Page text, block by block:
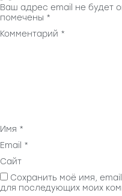
Ваш адрес email не будет
помечены *
Комментарий *
Имя *
Email *
Сайт
Сохранить моё имя,
для последующих моих